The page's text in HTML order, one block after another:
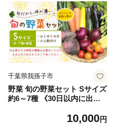
sai 旬の野菜セット 7000円 新
鮮 茨城県 筑西
千葉県我孫子市
野菜 旬の野菜セット Sサイズ
約6～7種 《30日以内に出荷
E!! 【配送不可地域あり】
10,000円